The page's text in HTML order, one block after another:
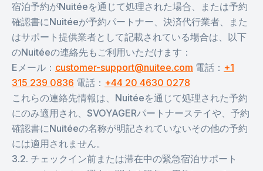
宿泊予約がNuitéeを通じて処理された場合、または予約
確認書にNuitéeが予約パートナー、決済代行業者、また
はサポート提供業者として記載されている場合は、以下
のNuitéeの連絡先もご利用いただけます：
Eメール： customer-support@nuitee.com 電話： +1
315 239 0836 電話： +44 20 4630 0278
これらの連絡先情報は、Nuitéeを通じて処理された予約
にのみ適用され、SVOYAGERパートナーステイや、予約
確認書にNuitéeの名称が明記されていないその他の予約
には適用されません。
3.2. チェックイン前または滞在中の緊急宿泊サポート